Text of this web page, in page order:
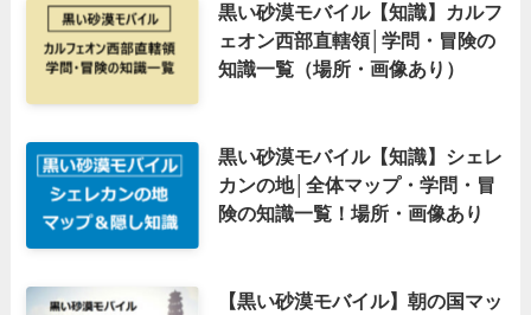
黒い砂漠モバイル【知識】カルフ
ェオン西部直轄領│学問・冒険の
知識一覧（場所・画像あり）
黒い砂漠モバイル【知識】シェレ
カンの地│全体マップ・学問・冒
険の知識一覧！場所・画像あり
【黒い砂漠モバイル】朝の国マッ